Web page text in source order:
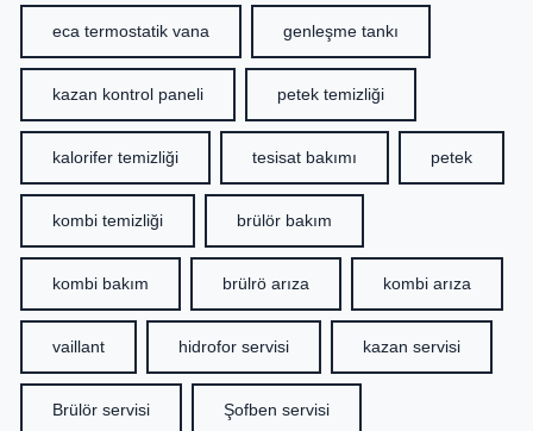
eca termostatik vana genleşme tankı
kazan kontrol paneli petek temizliği
kalorifer temizliği tesisat bakımı petek
kombi temizliği brülör bakım
kombi bakım brülrö arıza kombi arıza
vaillant hidrofor servisi kazan servisi
Brülör servisi Şofben servisi